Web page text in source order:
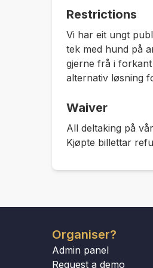
Restrictions
Vi har eit ungt
tek med hund på
gjerne frå i
alternativ løsning
Waiver
All deltaking på
Kjøpte billettar
Organiser?
Admin panel
Request a demo